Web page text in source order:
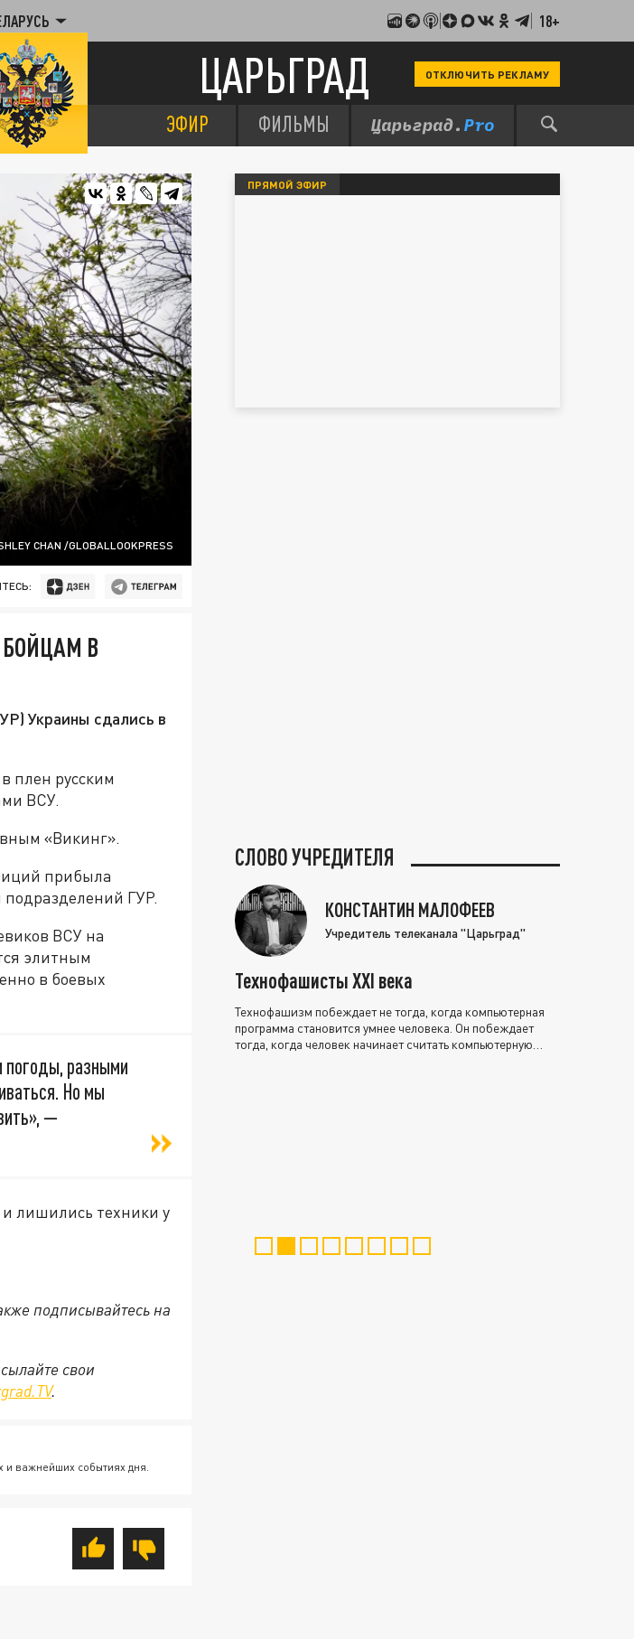
18+
ЦАРЬГРАД ОТКЛЮЧИТЬ РЕКЛАМУ
ЭФИР ФИЛЬМЫ
CHAN /GLOBALLOOKPRESS
В
Украины сдались в
плен русским
ВСУ.
«Викинг».
прибыла
ГУР.
ВСУ на
элитным
в боевых
погоды, разными
Но мы
—
и лишились техники у
подписывайтесь на
свои
.
и важнейших событиях дня.
ПРЯМОЙ ЭФИР
СЛОВО УЧРЕДИТЕЛЯ
КОНСТАНТИН МАЛОФЕЕВ
Учредитель телеканала "Царьград"
Технофашисты XXI века
Технофашизм побеждает не тогда, когда компьютерная
программа становится умнее человека. Он побеждает
тогда, когда человек начинает считать компьютерную